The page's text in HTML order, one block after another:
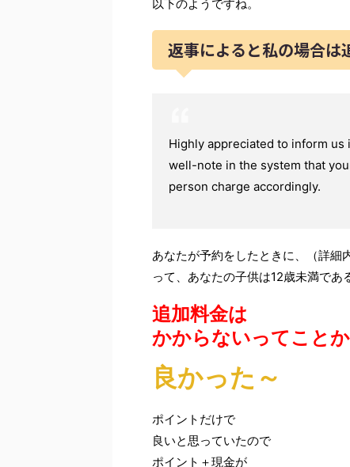
以下のようですね。
返事によると私の場合は
Highly appreciated to inform us
well-note in the system that
person charge accordingly.
あなたが予約をしたときに、（詳細
って、あなたの子供は12歳未満であ
追加料金は
かからないってことか
良かった～
ポイントだけで
良いと思っていたので
ポイント＋現金が